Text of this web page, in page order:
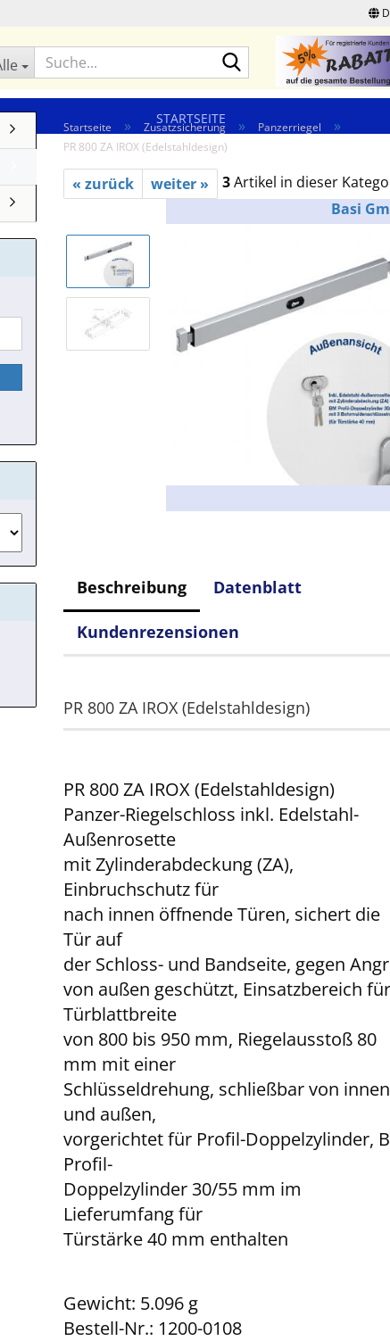
Suche...
STARTSEITE
Startseite » Zusatzsicherung » Panzerriegel »
PR 800 ZA IROX (Edelstahldesign)
« zurück weiter » 3Artikel in dieser
Basi
Beschreibung Datenblatt
Kundenrezensionen
PR 800 ZA IROX (Edelstahldesign)
PR 800 ZA IROX (Edelstahldesign)
Panzer-Riegelschloss inkl. Edelstahl-
Außenrosette
mit Zylinderabdeckung (ZA),
Einbruchschutz für
nach innen öffnende Türen, sichert die
Tür auf
der Schloss- und Bandseite, gegen
von außen geschützt, Einsatzbereich für
Türblattbreite
von 800 bis 950 mm, Riegelausstoß 80
mm mit einer
Schlüsseldrehung, schließbar von innen
und außen,
vorgerichtet für Profil-Doppelzylinder,
Profil-
Doppelzylinder 30/55 mm im
Lieferumfang für
Türstärke 40 mm enthalten
Gewicht: 5.096 g
Bestell-Nr.: 1200-0108